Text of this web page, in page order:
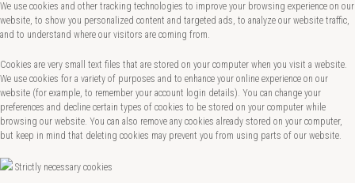
We use cookies and other tracking technologies to improve your browsing experience on our
website, to show you personalized content and targeted ads, to analyze our website traffic,
and to understand where our visitors are coming from.
Cookies are very small text files that are stored on your computer when you visit a website.
We use cookies for a variety of purposes and to enhance your online experience on our
website (for example, to remember your account login details). You can change your
preferences and decline certain types of cookies to be stored on your computer while
browsing our website. You can also remove any cookies already stored on your computer,
but keep in mind that deleting cookies may prevent you from using parts of our website.
Strictly necessary cookies